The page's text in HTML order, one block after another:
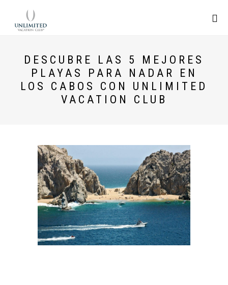
DESCUBRE LAS 5 MEJORES
PLAYAS PARA NADAR EN
LOS CABOS CON UNLIMITED
VACATION CLUB